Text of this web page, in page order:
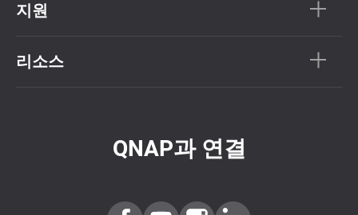
지원
리소스
QNAP과 연결